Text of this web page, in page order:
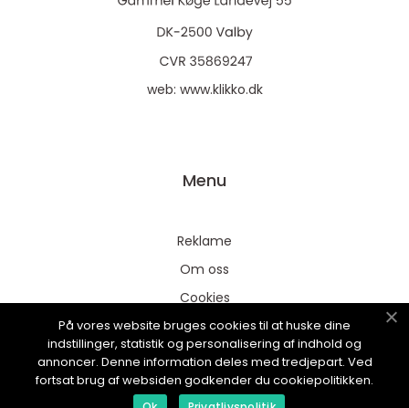
web: www.klikko.dk
Menu
Reklame
Om oss
Cookies
Kontakt Oss
Sitemap
På vores website bruges cookies til at huske dine
indstillinger, statistik og personalisering af indhold og
annoncer. Denne information deles med tredjepart. Ved
fortsat brug af websiden godkender du cookiepolitikken.